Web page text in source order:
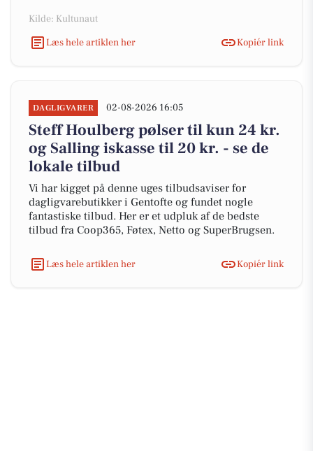
Kilde: Kultunaut
Læs hele artiklen her
Kopiér link
DAGLIGVARER 02-08-2026 16:05
Steff Houlberg pølser til kun 24 kr.
og Salling iskasse til 20 kr. - se de
lokale tilbud
Vi har kigget på denne uges tilbudsaviser for
dagligvarebutikker i Gentofte og fundet nogle
fantastiske tilbud. Her er et udpluk af de bedste
tilbud fra Coop365, Føtex, Netto og SuperBrugsen.
Læs hele artiklen her Kopiér link